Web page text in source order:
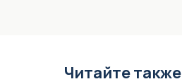
Читайте также